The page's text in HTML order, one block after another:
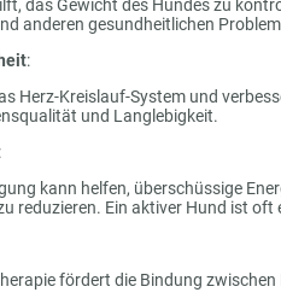
das Gewicht des Hundes zu
anderen gesundheitlichen
:
Herz-Kreislauf-System und
und Langlebigkeit.
:
kann helfen, überschüssige
reduzieren. Ein aktiver Hund ist oft
fördert die Bindung